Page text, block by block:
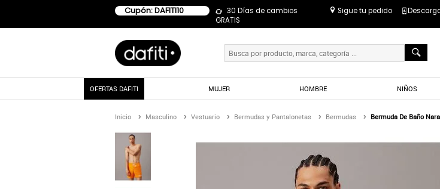
Cupón: DAFITI10
30 Días de cambios
GRATIS
Sigue tu pedido
OFERTAS DAFITI MUJER HOMBRE NIÑOS
Inicio Masculino Vestuario Bermudas y Pantalonetas Bermudas Bermuda De Baño